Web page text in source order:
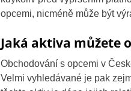
opcemi, nicméně může být
Jaká aktiva můžete
Obchodování s opcemi v
Velmi vyhledávané je pak